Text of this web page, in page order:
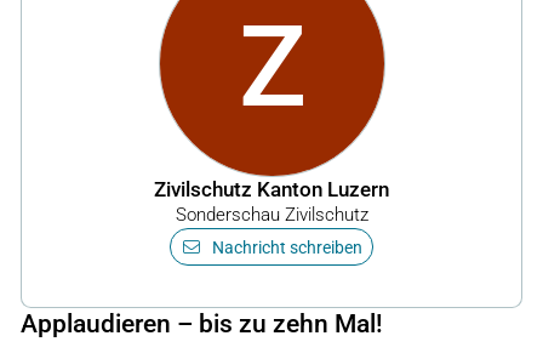
Z
Zivilschutz Kanton Luzern
Sonderschau Zivilschutz
Nachricht schreiben
Applaudieren – bis zu zehn Mal!